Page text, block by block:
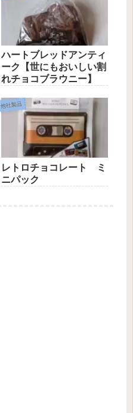
ハートブレッドアンティ
ーク【世にもおいしい割
れチョコブラウニー】
他社製品
レトロチョコレート ミ
ニパック